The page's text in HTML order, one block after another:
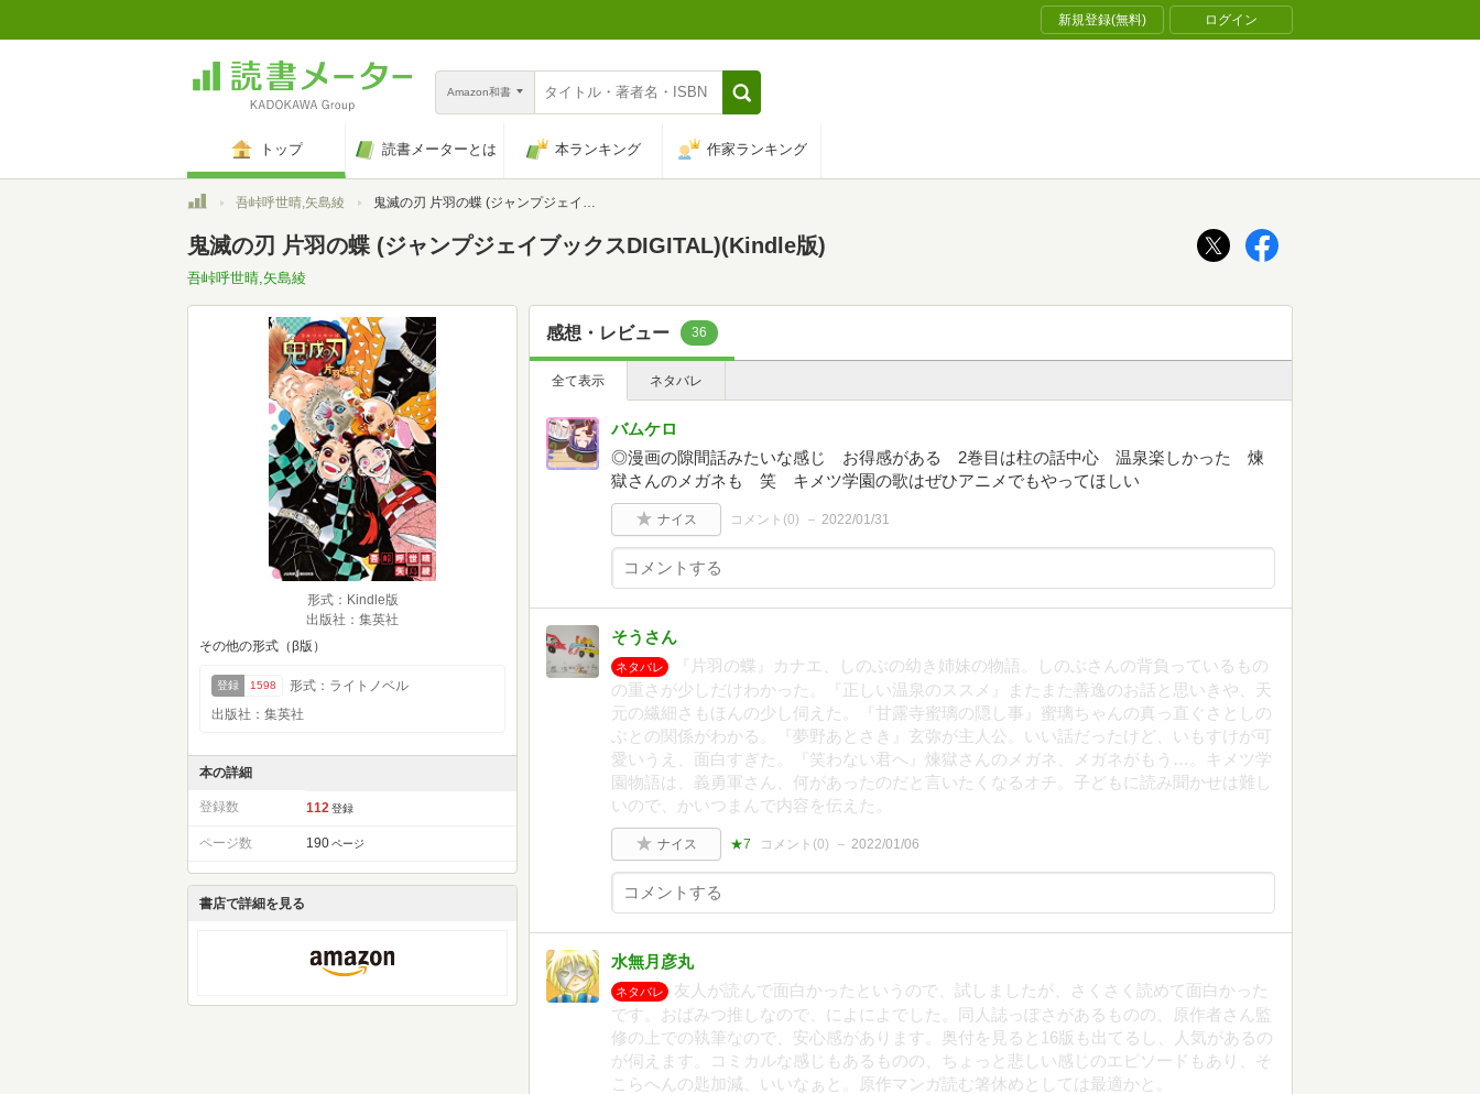
新規登録(無料) ログイン
Amazon和書
トップ 読書メーターとは 本ランキング 作家ランキング
トップ吾峠呼世晴,矢島綾 鬼滅の刃 片羽の蝶 (ジャンプジェイブックスDIGITAL)
鬼滅の刃 片羽の蝶 (ジャンプジェイブックスDIGITAL)(Kindle版)
吾峠呼世晴,矢島綾
形式：Kindle版
出版社：集英社
その他の形式（β版）
登録 1598
形式：ライトノベル
出版社：集英社
本の詳細
登録数 112 登録
ページ数 190 ページ
書店で詳細を見る
感想・レビュー 36
全て表示 ネタバレ
バムケロ
◎漫画の隙間話みたいな感じ お得感がある 2巻目は柱の話中心 温泉楽しかった 煉
獄さんのメガネも 笑 キメツ学園の歌はぜひアニメでもやってほしい
ナイス コメント(0) 2022/01/31
そうさん
ネタバレ
『片羽の蝶』カナエ、しのぶの幼き姉妹の物語。しのぶさんの背負っているもの
の重さが少しだけわかった。『正しい温泉のススメ』またまた善逸のお話と思いきや、天
元の繊細さもほんの少し伺えた。『甘露寺蜜璃の隠し事』蜜璃ちゃんの真っ直ぐさとしの
ぶとの関係がわかる。『夢野あとさき』玄弥が主人公。いい話だったけど、いもすけが可
愛いうえ、面白すぎた。『笑わない君へ』煉獄さんのメガネ、メガネがもう…。キメツ学
園物語は、義勇軍さん、何があったのだと言いたくなるオチ。子どもに読み聞かせは難し
いので、かいつまんで内容を伝えた。
ナイス ★7 コメント(0) 2022/01/06
水無月彦丸
ネタバレ
友人が読んで面白かったというので、試しましたが、さくさく読めて面白かった
です。おばみつ推しなので、によによでした。同人誌っぽさがあるものの、原作者さん監
修の上での執筆なので、安心感があります。奥付を見ると16版も出てるし、人気があるの
が伺えます。コミカルな感じもあるものの、ちょっと悲しい感じのエピソードもあり、そ
こらへんの匙加減、いいなぁと。原作マンガ読む箸休めとしては最適かと。